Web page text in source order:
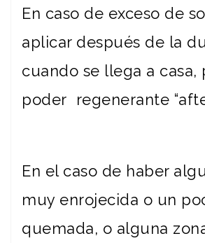
En caso de exceso de
aplicar después de la
cuando se llega a casa,
poder regenerante
En el caso de haber
muy enrojecida o un
quemada, o alguna